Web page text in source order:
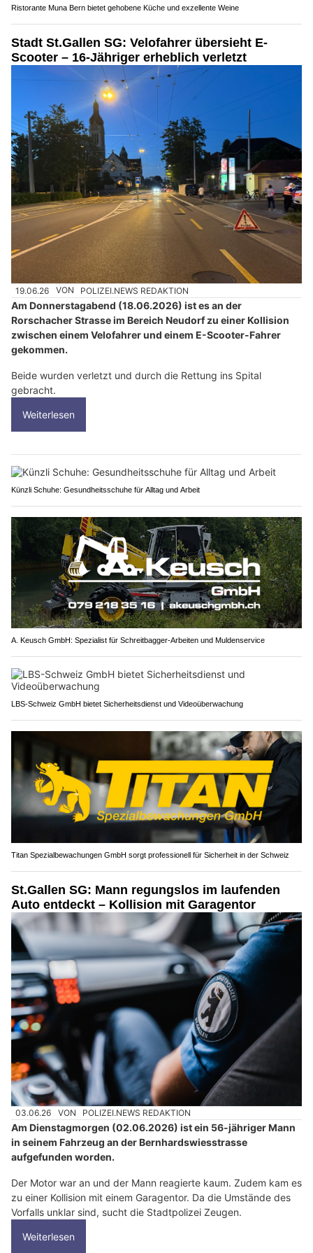
Ristorante Muna Bern bietet gehobene Küche und exzellente Weine
Stadt St.Gallen SG: Velofahrer übersieht E-
Scooter – 16-Jähriger erheblich verletzt
19.06.26 VON POLIZEI.NEWS REDAKTION
Am Donnerstagabend (18.06.2026) ist es an der
Rorschacher Strasse im Bereich Neudorf zu einer Kollision
zwischen einem Velofahrer und einem E-Scooter-Fahrer
gekommen.
Beide wurden verletzt und durch die Rettung ins Spital
gebracht.
Weiterlesen
Künzli Schuhe: Gesundheitsschuhe für Alltag und Arbeit
A. Keusch GmbH: Spezialist für Schreitbagger-Arbeiten und Muldenservice
LBS-Schweiz GmbH bietet Sicherheitsdienst und Videoüberwachung
Titan Spezialbewachungen GmbH sorgt professionell für Sicherheit in der Schweiz
St.Gallen SG: Mann regungslos im laufenden
Auto entdeckt – Kollision mit Garagentor
03.06.26 VON POLIZEI.NEWS REDAKTION
Am Dienstagmorgen (02.06.2026) ist ein 56-jähriger Mann
in seinem Fahrzeug an der Bernhardswiesstrasse
aufgefunden worden.
Der Motor war an und der Mann reagierte kaum. Zudem kam es
zu einer Kollision mit einem Garagentor. Da die Umstände des
Vorfalls unklar sind, sucht die Stadtpolizei Zeugen.
Weiterlesen